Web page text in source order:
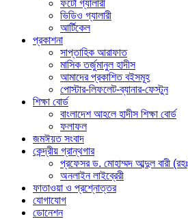
ফটো গ্যালারী
ভিডিও গ্যালারী
আর্টিকেল
প্রকাশনা
সাপ্তাহিক আরাফাত
মাসিক তর্জুমানুল হাদীস
আমাদের প্রকাশিত বইসমূহ
পোস্টার-লিফলেট-ব্যানার-ফেস্টুন
শিক্ষা বোর্ড
বাংলাদেশ আহলে হাদীস শিক্ষা বোর্ড
ফলাফল
জমঈয়ত সংবাদ
কেন্দ্রীয় গ্রান্থগার
প্রফেসর ড. মোহাম্মদ আব্দুল বারী
অনলাইন লাইব্রেরী
ফাতাওয়া ও প্রশ্নোত্তর
যোগাযোগ
ডোনেশন